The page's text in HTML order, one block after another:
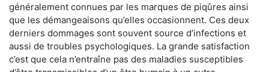
généralement connues par les marques de piqûres ainsi
que les démangeaisons qu’elles occasionnent. Ces deux
derniers dommages sont souvent source d’infections et
aussi de troubles psychologiques. La grande satisfaction
c’est que cela n’entraîne pas des maladies susceptibles